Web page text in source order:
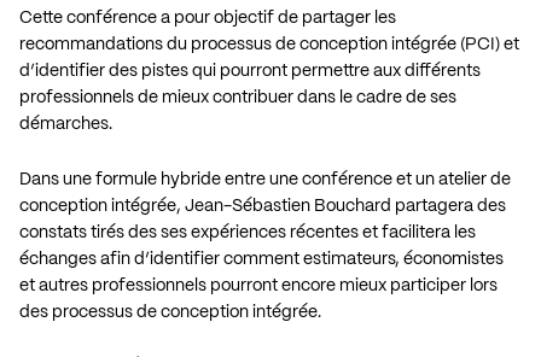
Cette conférence a pour objectif de partager les
recommandations du processus de conception intégrée (PCI) et
d’identifier des pistes qui pourront permettre aux différents
professionnels de mieux contribuer dans le cadre de ses
démarches.
Dans une formule hybride entre une conférence et un atelier de
conception intégrée, Jean-Sébastien Bouchard partagera des
constats tirés des ses expériences récentes et facilitera les
échanges afin d’identifier comment estimateurs, économistes
et autres professionnels pourront encore mieux participer lors
des processus de conception intégrée.